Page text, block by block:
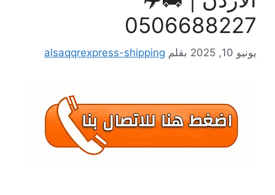
0506688227
يونيو 10, 2025 بقلم alsaqqrexpress-shipping